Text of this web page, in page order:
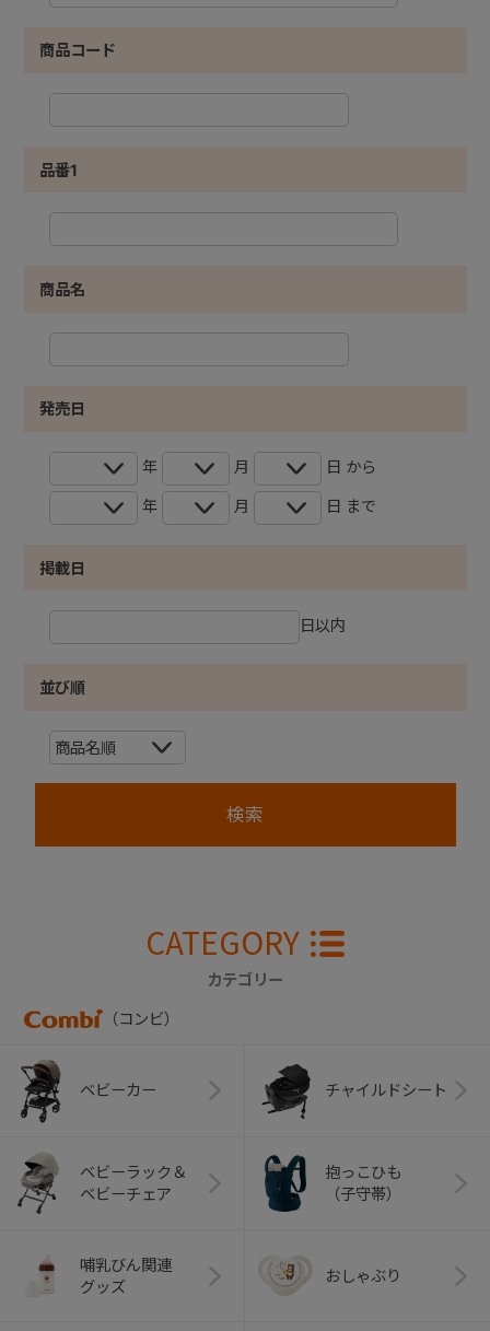
商品コード
品番1
商品名
発売日
年 月 日 から
年 月 日 まで
掲載日
日以内
並び順
CATEGORY
カテゴリー
（コンビ）
ベビーカー チャイルドシート
ベビーラック＆
ベビーチェア
抱っこひも
（子守帯）
哺乳びん関連
グッズ
おしゃぶり